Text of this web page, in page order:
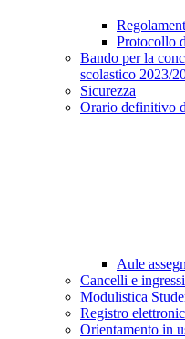
Protocollo
Bando per la
scolastico 2023/
Sicurezza
Orario definitivo
Aule
Cancelli e
Modulistica
Registro
Orientamento in